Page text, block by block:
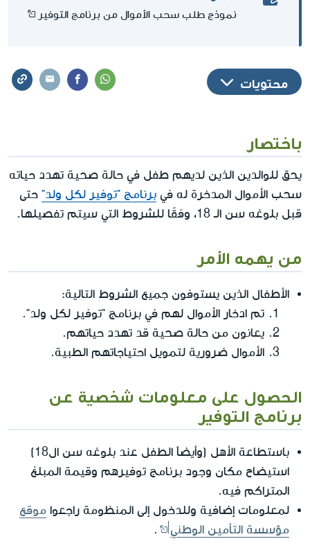
نموذج طلب سحب الأموال من برنامج التوفير
محتويات
باختصار
يحق للوالدين الذين لديهم طفل في حالة صحية تهدد حياته
سحب الأموال المدخرة له في برنامج "توفير لكل ولد" حتى
قبل بلوغه سن الـ 18، وفقًا للشروط التي سيتم تفصيلها.
من يهمه الأمر
الأطفال الذين يستوفون جميع الشروط التالية:
تم ادخار الأموال لهم في برنامج "توفير لكل ولد".
يعانون من حالة صحية قد تهدد حياتهم.
الأموال ضرورية لتمويل احتياجاتهم الطبية.
الحصول على معلومات شخصية عن
برنامج التوفير
باستطاعة الأهل (وأيضاً الطفل عند بلوغه سن ال18)
استيضاح مكان وجود برنامج توفيرهم وقيمة المبلغ
المتراكم فيه.
لمعلومات إضافية وللدخول إلى المنظومة راجعوا موقع
مؤسسة التأمين الوطني
.